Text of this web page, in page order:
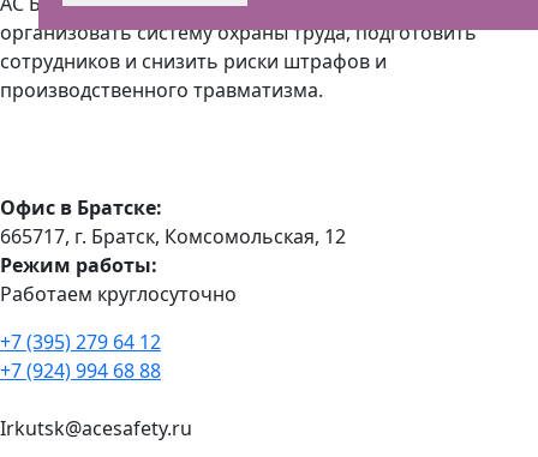
организовать систему охраны труда, подготовить
сотрудников и снизить риски штрафов и
производственного травматизма.
Офис в Братске:
665717, г. Братск, Комсомольская, 12
Режим работы:
Работаем круглосуточно
+7 (395) 279 64 12
+7 (924) 994 68 88
Irkutsk@acesafety.ru